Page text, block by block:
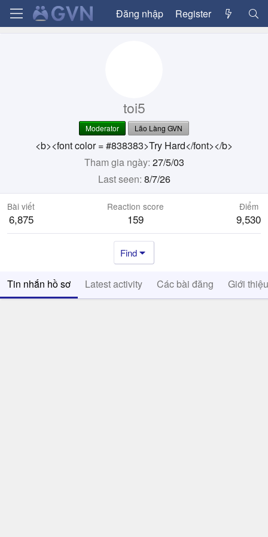
Đăng nhập Register
toi5
Moderator Lão Làng GVN
<b><font color = #838383>Try Hard</font></b>
Tham gia ngày 27/5/03
Last seen 8/7/26
Bài viết
6,875
Reaction score
159
Điểm
9,530
Find
Tin nhắn hồ sơ Latest activity Các bài đăng Giới thiệu